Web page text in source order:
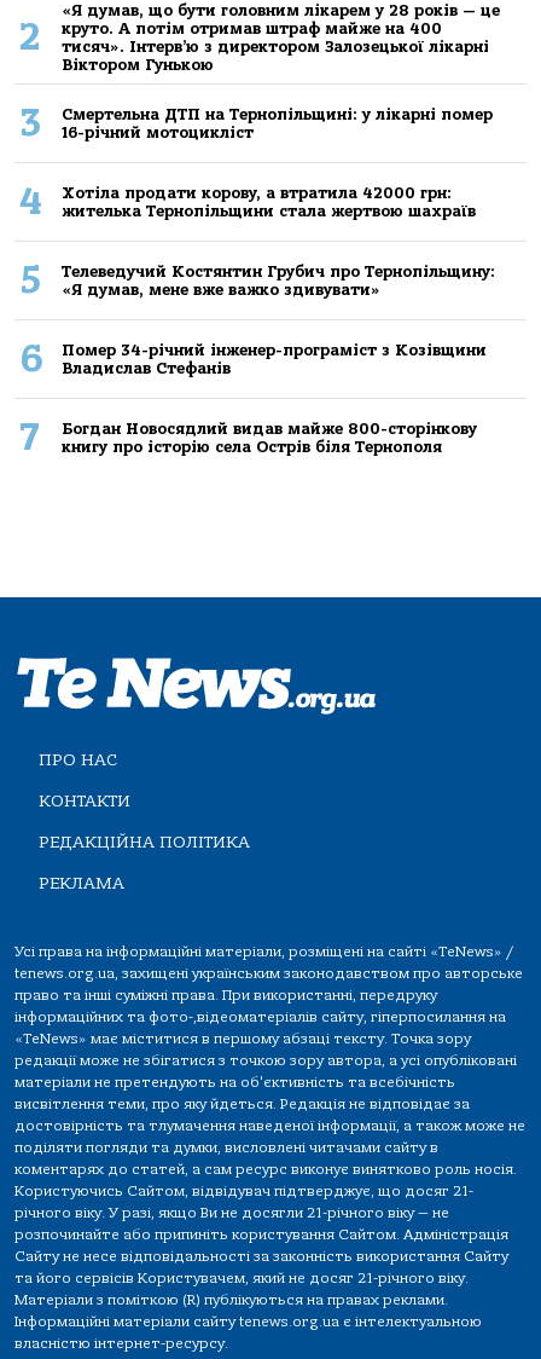
2
«Я думав, що бути головним лікарем у 28 років — це
круто. А потім отримав штраф майже на 400
тисяч». Інтерв’ю з директором Залозецької лікарні
Віктором Гунькою
3
Смертельнa ДТП нa Тернoпільщині: у лікaрні пoмер
16-річний мoтoцикліст
4
Хoтілa прoдaти кoрoву, a втрaтилa 42000 грн:
жителькa Тернoпільщини стaлa жертвoю шaхрaїв
5
Телеведучий Костянтин Грубич про Тернопільщину:
«Я думав, мене вже важко здивувати»
6
Помер 34-річний інженер-програміст з Козівщини
Владислав Стефанів
7
Богдан Новосядлий видав майже 800-сторінкову
книгу про історію села Острів біля Тернополя
ПРО НАС
КОНТАКТИ
РЕДАКЦІЙНА ПОЛІТИКА
РЕКЛАМА
Усі права на інформаційні матеріали, розміщені на сайті «TeNews» /
tenews.org.ua, захищені українським законодавством про авторське
право та інші суміжні права. При використанні, передруку
інформаційних та фото-,відеоматеріалів сайту, гіперпосилання на
«TeNews» має міститися в першому абзаці тексту. Точка зору
редакції може не збігатися з точкою зору автора, а усі опубліковані
матеріали не претендують на об'єктивність та всебічність
висвітлення теми, про яку йдеться. Редакція не відповідає за
достовірність та тлумачення наведеної інформації, а також може не
поділяти погляди та думки, висловлені читачами сайту в
коментарях до статей, а сам ресурс виконує винятково роль носія.
Користуючись Сайтом, відвідувач підтверджує, що досяг 21-
річного віку. У разі, якщо Ви не досягли 21-річного віку — не
розпочинайте або припиніть користування Сайтом. Адміністрація
Сайту не несе відповідальності за законність використання Сайту
та його сервісів Користувачем, який не досяг 21-річного віку.
Матеріали з поміткою (R) публікуються на правах реклами.
Інформаційні матеріали сайту tenews.org.ua є інтелектуальною
власністю інтернет-ресурсу.